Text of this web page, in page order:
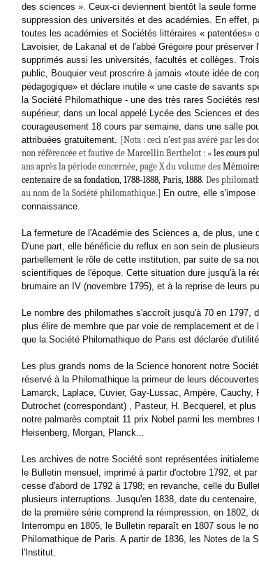
des sciences ». Ceux-ci deviennent bientôt la seule
suppression des universités et des académies. En effet,
toutes les académies et Sociétés littéraires « patentées»
Lavoisier, de Lakanal et de l'abbé Grégoire pour
supprimés aussi les universités, facultés et collèges.
public, Bouquier veut proscrire à jamais «toute idée de
pédagogique» et déclare inutile « une caste de savants
la Société Philomathique - une des très rares Sociétés
supérieur, dans un local appelé Lycée des Sciences et
courageusement 18 cours par semaine, dans une salle
attribuées gratuitement. [Nota : ceci n’est pas avéré par les
non référencée et fautive de Marcellin Berthelot : « les cours
ans après la période concernée, page X du volume des
centenaire de sa fondation, 1788-1888, Paris, 1888. Des
au nom de la Société philomathique.] En outre, elle
connaissance.
La fermeture de l'Académie des Sciences a, de plus,
D'une part, elle bénéficie du reflux en son sein de
partiellement le rôle de cette institution, par suite de sa
scientifiques de l'époque. Cette situation dure jusqu'à la
brumaire an IV (novembre 1795), et à la reprise de leurs
Le nombre des philomathes s'accroît jusqu'à 70 en 1797,
plus élire de membre que par voie de remplacement et
que la Société Philomathique de Paris est déclarée
Les plus grands noms de la Science honorent notre
réservé à la Philomathique la primeur de leurs
Lamarck, Laplace, Cuvier, Gay-Lussac, Ampère,
Dutrochet (correspondant) , Pasteur, H. Becquerel, et
notre palmarès comptait 11 prix Nobel parmi les
Heisenberg, Morgan, Planck...
Les archives de notre Société sont représentées
le Bulletin mensuel, imprimé à partir d'octobre 1792, et
cesse d'abord de 1792 à 1798; en revanche, celle du
plusieurs interruptions. Jusqu'en 1838, date du
de la première série comprend la réimpression, en 1802,
Interrompu en 1805, le Bulletin reparaît en 1807 sous le
Philomathique de Paris. A partir de 1836, les Notes de la
l'Institut.